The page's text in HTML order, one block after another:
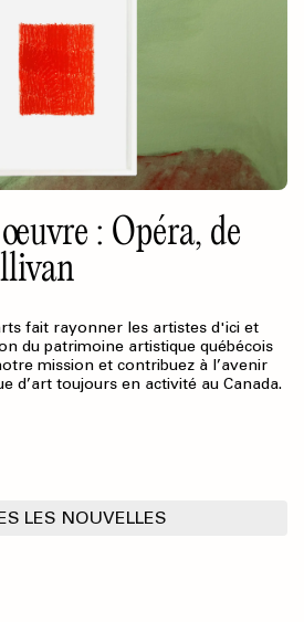
LES NOUVELLES
: Opéra, de
fait rayonner les artistes d'ici et
du patrimoine artistique québécois
mission et contribuez à l’avenir
d’art toujours en activité au Canada.